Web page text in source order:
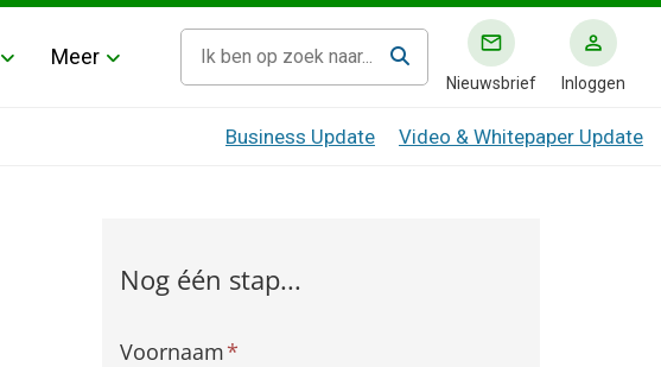
Meer
Nieuwsbrief Inloggen
Business Update Video & Whitepaper Update
Nog één stap...
Voornaam*